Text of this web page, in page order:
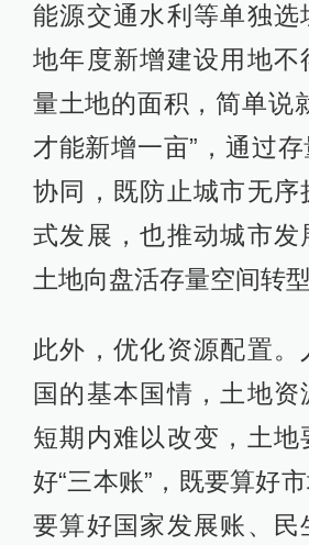
能源交通水利等单独选
地年度新增建设用地不
量土地的面积，简单说
才能新增一亩”，通过
协同，既防止城市无序
式发展，也推动城市发
土地向盘活存量空间转型
此外，优化资源配置。
国的基本国情，土地资
短期内难以改变，土地
好“三本账”，既要算好
要算好国家发展账、民